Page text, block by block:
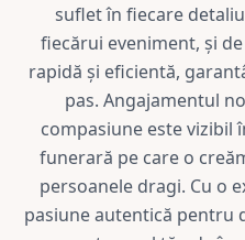
suflet în fiecare
fiecărui eveniment, și
rapidă și eficientă,
pas. Angajamentul
compasiune este vizibil
funerară pe care o
persoanele dragi. Cu o
pasiune autentică pentru